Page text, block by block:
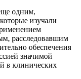
одним,
изучали
расследовавшим
обеспечения
значимой
в клинических